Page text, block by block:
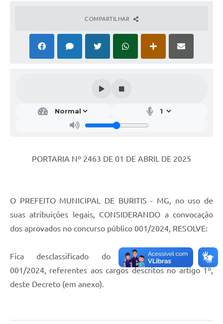
COMPARTILHAR
PORTARIA Nº 2463 DE 01 DE ABRIL DE 2025
O PREFEITO MUNICIPAL DE BURITIS - MG, no uso de
suas atribuições legais, CONSIDERANDO a convocação
dos aprovados no concurso público 001/2024, RESOLVE:
Fica desclassificado do concurso público nº
001/2024, referentes aos cargos descritos no artigo 1º,
deste Decreto (em anexo).